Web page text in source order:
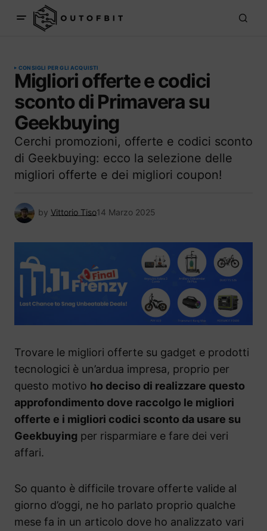
CONSIGLI PER GLI ACQUISTI
Migliori offerte e codici
sconto di Primavera su
Geekbuying
Cerchi promozioni, offerte e codici sconto
di Geekbuying: ecco la selezione delle
migliori offerte e dei migliori coupon!
by Vittorio Tiso14 Marzo 2025
Trovare le migliori offerte su gadget e prodotti
tecnologici è un’ardua impresa, proprio per
questo motivo ho deciso di realizzare questo
approfondimento dove raccolgo le migliori
offerte e i migliori codici sconto da usare su
Geekbuying per risparmiare e fare dei veri
affari.
So quanto è difficile trovare offerte valide al
giorno d’oggi, ne ho parlato proprio qualche
mese fa in un articolo dove ho analizzato vari